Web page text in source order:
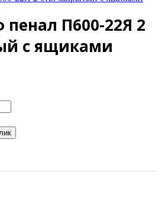
П600-22Я 2
с ящиками